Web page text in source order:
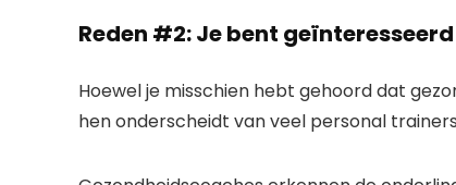
Reden #2: Je bent
Hoewel je misschien hebt gehoord dat
hen onderscheidt van veel personal